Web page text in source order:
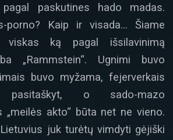
paskutines hado madas.
porno? Kaip ir visada… Šiame
viskas ką pagal išsilavinimą
„Rammstein“. Ugnimi buvo
buvo myžama, fejerverkais
o sado-mazo
„meilės akto“ būta net ne vieno.
juk turėtų vimdyti gėjiški